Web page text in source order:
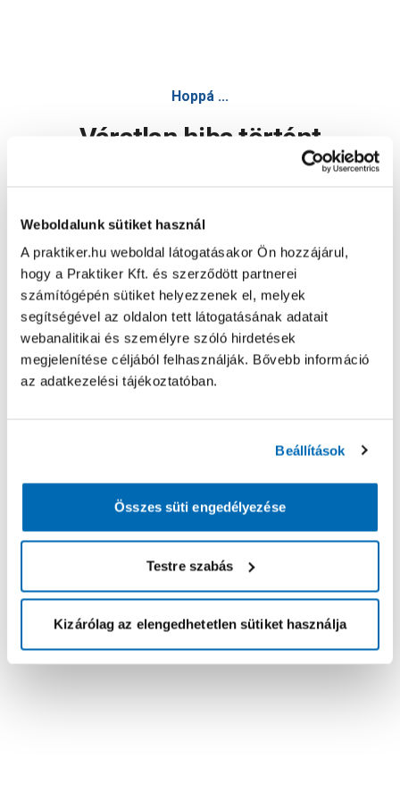
Weboldalunk sütiket használ
A praktiker.hu weboldal látogatásakor Ön hozzájárul,
hogy a Praktiker Kft. és szerződött partnerei
számítógépén sütiket helyezzenek el, melyek
segítségével az oldalon tett látogatásának adatait
webanalitikai és személyre szóló hirdetések
megjelenítése céljából felhasználják. Bővebb információ
az adatkezelési tájékoztatóban.
Beállítások
Összes süti engedélyezése
Testre szabás
Kizárólag az elengedhetetlen sütiket használja
Hoppá ...
Váratlan hiba történt
Oldal újratöltése